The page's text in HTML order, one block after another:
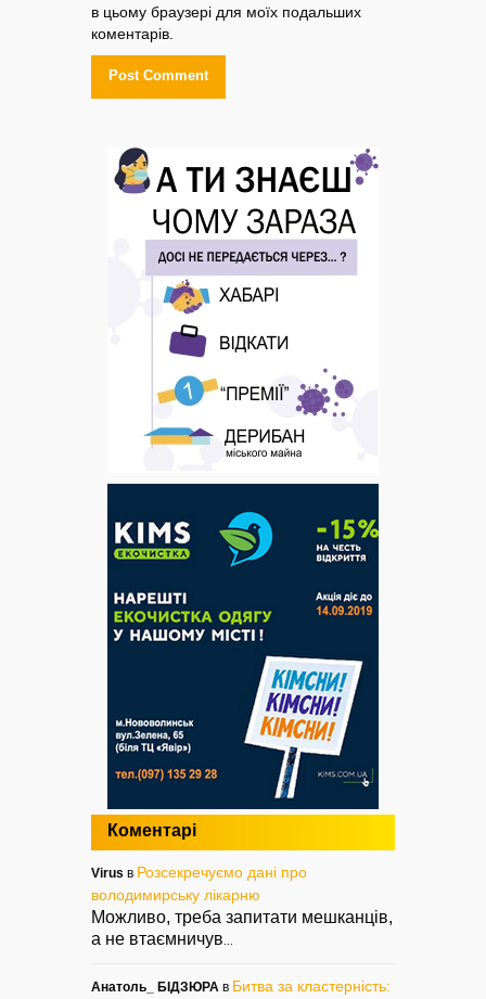
в цьому браузері для моїх подальших
коментарів.
Коментарі
Virus в Розсекречуємо дані про
володимирську лікарню
Можливо, треба запитати мешканців,
а не втаємничув
Анатоль_ БІДЗЮРА в Битва за кластерність: